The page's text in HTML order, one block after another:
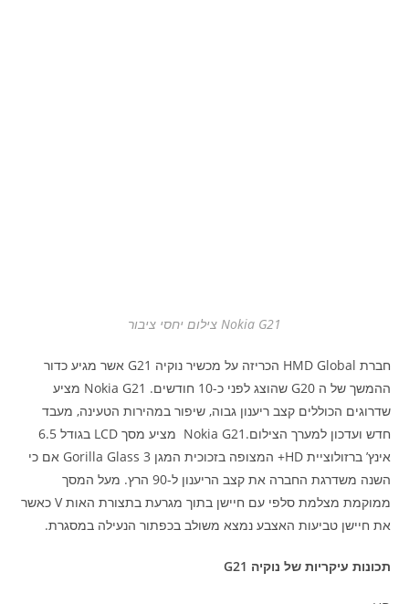
Nokia G21 צילום יחסי ציבור
חברת HMD Global הכריזה על מכשיר נוקיה G21 אשר מגיע כדור
ההמשך של ה G20 שהוצג לפני כ-10 חודשים. Nokia G21 מציע
שדרוגים הכוללים קצב ריענון גבוה, שיפור במהירות הטעינה, מעבד
חדש ועדכון למערך הצילום.Nokia G21 מציע מסך LCD בגודל 6.5
אינץ’ ברזולוציית HD+ המצופה בזכוכית המגן Gorilla Glass 3 אם כי
השנה משדרגת החברה את קצב הריענון ל-90 הרץ. מעל המסך
ממוקמת מצלמת סלפי עם חיישן בתוך מגרעת בתצורת האות V כאשר
את חיישן טביעות האצבע נמצא משולב בכפתור הנעילה במסגרת.
תכונות עיקריות של נוקיה G21